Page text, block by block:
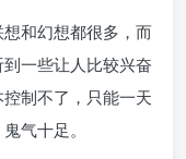
和幻想都很多，而
一些让人比较兴奋
制不了，只能一天
气十足。